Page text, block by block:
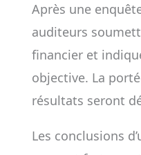
Après une
auditeurs
financier et
objective. La
résultats seront
Les conclusions